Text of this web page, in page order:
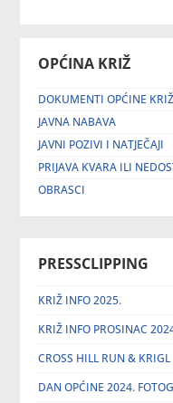
OPĆINA KRIŽ
DOKUMENTI OPĆINE KRIŽ
JAVNA NABAVA
JAVNI POZIVI I NATJEČAJI
PRIJAVA KVARA ILI
OBRASCI
PRESSCLIPPING
KRIŽ INFO 2025.
KRIŽ INFO PROSINAC
CROSS HILL RUN &
DAN OPĆINE 2024.